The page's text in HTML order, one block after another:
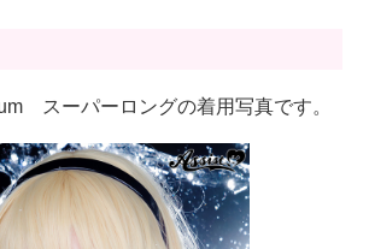
スーパーロングの着用写真です。